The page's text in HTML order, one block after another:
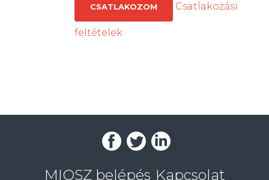
CSATLAKOZOM Csatlakozási
feltételek
MIOSZ belépés Kapcsolat